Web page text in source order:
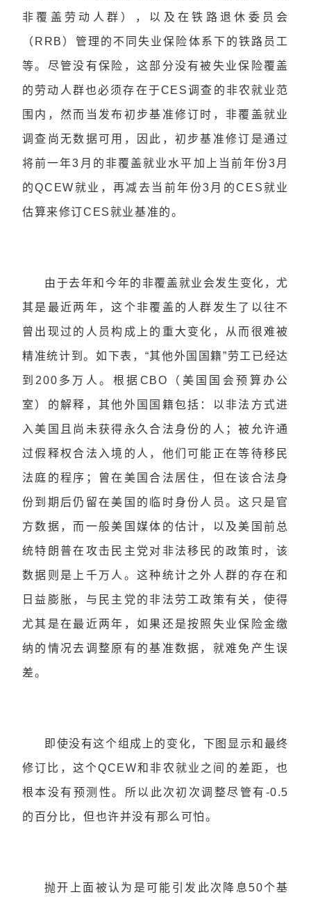
非覆盖劳动人群），以及在铁路退休委员会
（RRB）管理的不同失业保险体系下的铁路员工
等。尽管没有保险，这部分没有被失业保险覆盖
的劳动人群也必须存在于CES调查的非农就业范
围内，然而当发布初步基准修订时，非覆盖就业
调查尚无数据可用，因此，初步基准修订是通过
将前一年3月的非覆盖就业水平加上当前年份3月
的QCEW就业，再减去当前年份3月的CES就业
估算来修订CES就业基准的。
由于去年和今年的非覆盖就业会发生变化，尤
其是最近两年，这个非覆盖的人群发生了以往不
曾出现过的人员构成上的重大变化，从而很难被
精准统计到。如下表，“其他外国国籍”劳工已经达
到200多万人。根据 CBO （美国国会预算办公
室）的解释，其他外国国籍包括：以非法方式进
入美国且尚未获得永久合法身份的人；被允许通
过假释权合法入境的人，他们可能正在等待移民
法庭的程序；曾在美国合法居住，但在该合法身
份到期后仍留在美国的临时身份人员。这只是官
方数据，而一般美国媒体的估计，以及美国前总
统特朗普在攻击民主党对非法移民的政策时，该
数据则是上千万人。这种统计之外人群的存在和
日益膨胀，与民主党的非法劳工政策有关，使得
尤其是在最近两年，如果还是按照失业保险金缴
纳的情况去调整原有的基准数据，就难免产生误
差。
即使没有这个组成上的变化，下图显示和最终
修订比，这个QCEW和非农就业之间的差距，也
根本没有预测性。所以此次初次调整尽管有-0.5
的百分比，但也许并没有那么可怕。
抛开上面被认为是可能引发此次降息50个基